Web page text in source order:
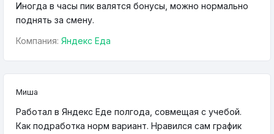
Иногда в часы пик валятся бонусы, можно нормально
поднять за смену.
Компания: Яндекс Еда
Миша
Работал в Яндекс Еде полгода, совмещая с учебой.
Как подработка норм вариант. Нравился сам график